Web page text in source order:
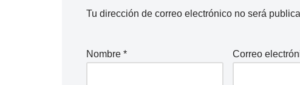
Tu dirección de correo electrónico no será
Nombre * Correo